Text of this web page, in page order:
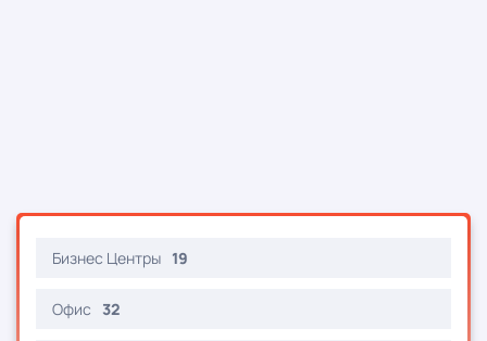
Бизнес Центры 19
Офис 32